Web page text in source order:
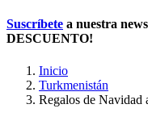
Suscríbete a nuestra
DESCUENTO!
Inicio
Turkmenistán
Regalos de Navidad